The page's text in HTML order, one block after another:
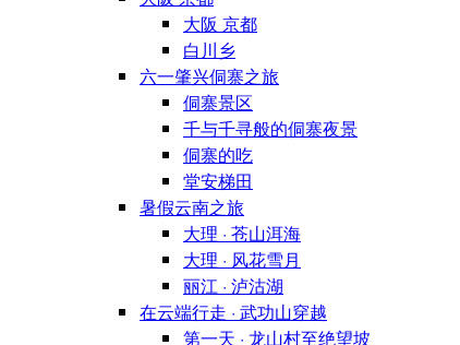
大阪 京都
白川乡
六一肇兴侗寨之旅
侗寨景区
千与千寻般的侗寨夜景
侗寨的吃
堂安梯田
暑假云南之旅
大理 · 苍山洱海
大理 · 风花雪月
丽江 · 泸沽湖
在云端行走 · 武功山穿越
第一天 · 龙山村至绝望坡